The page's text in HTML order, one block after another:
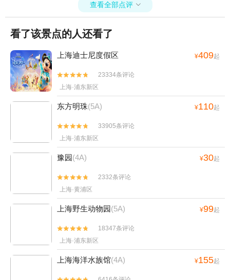
查看全部点评 
看了该景点的人还看了
上海迪士尼度假区 ¥409起


23334条评论
上海·浦东新区
东方明珠(5A) ¥110起


33905条评论
上海·浦东新区
豫园(4A) ¥30起


2332条评论
上海·黄浦区
上海野生动物园(5A) ¥99起


18347条评论
上海·浦东新区
上海海洋水族馆(4A) ¥155起